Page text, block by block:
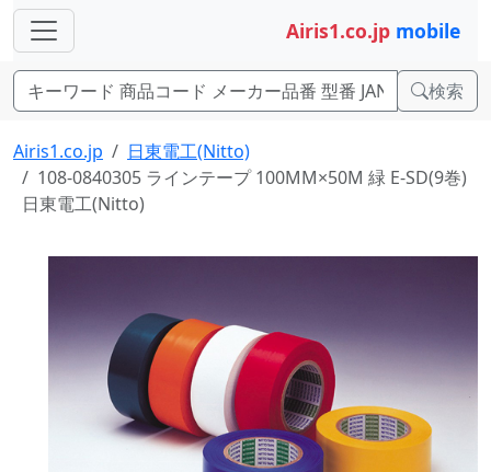
Airis1.co.jp mobile
検索
Airis1.co.jp
日東電工(Nitto)
108-0840305 ラインテープ 100MM×50M 緑 E-SD(9巻)
日東電工(Nitto)